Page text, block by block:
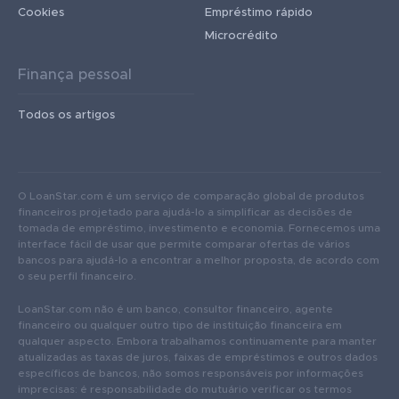
Cookies
Empréstimo rápido
Microcrédito
Finança pessoal
Todos os artigos
O LoanStar.com é um serviço de comparação global de produtos
financeiros projetado para ajudá-lo a simplificar as decisões de
tomada de empréstimo, investimento e economia. Fornecemos uma
interface fácil de usar que permite comparar ofertas de vários
bancos para ajudá-lo a encontrar a melhor proposta, de acordo com
o seu perfil financeiro.
LoanStar.com não é um banco, consultor financeiro, agente
financeiro ou qualquer outro tipo de instituição financeira em
qualquer aspecto. Embora trabalhamos continuamente para manter
atualizadas as taxas de juros, faixas de empréstimos e outros dados
específicos de bancos, não somos responsáveis ​​por informações
imprecisas: é responsabilidade do mutuário verificar os termos